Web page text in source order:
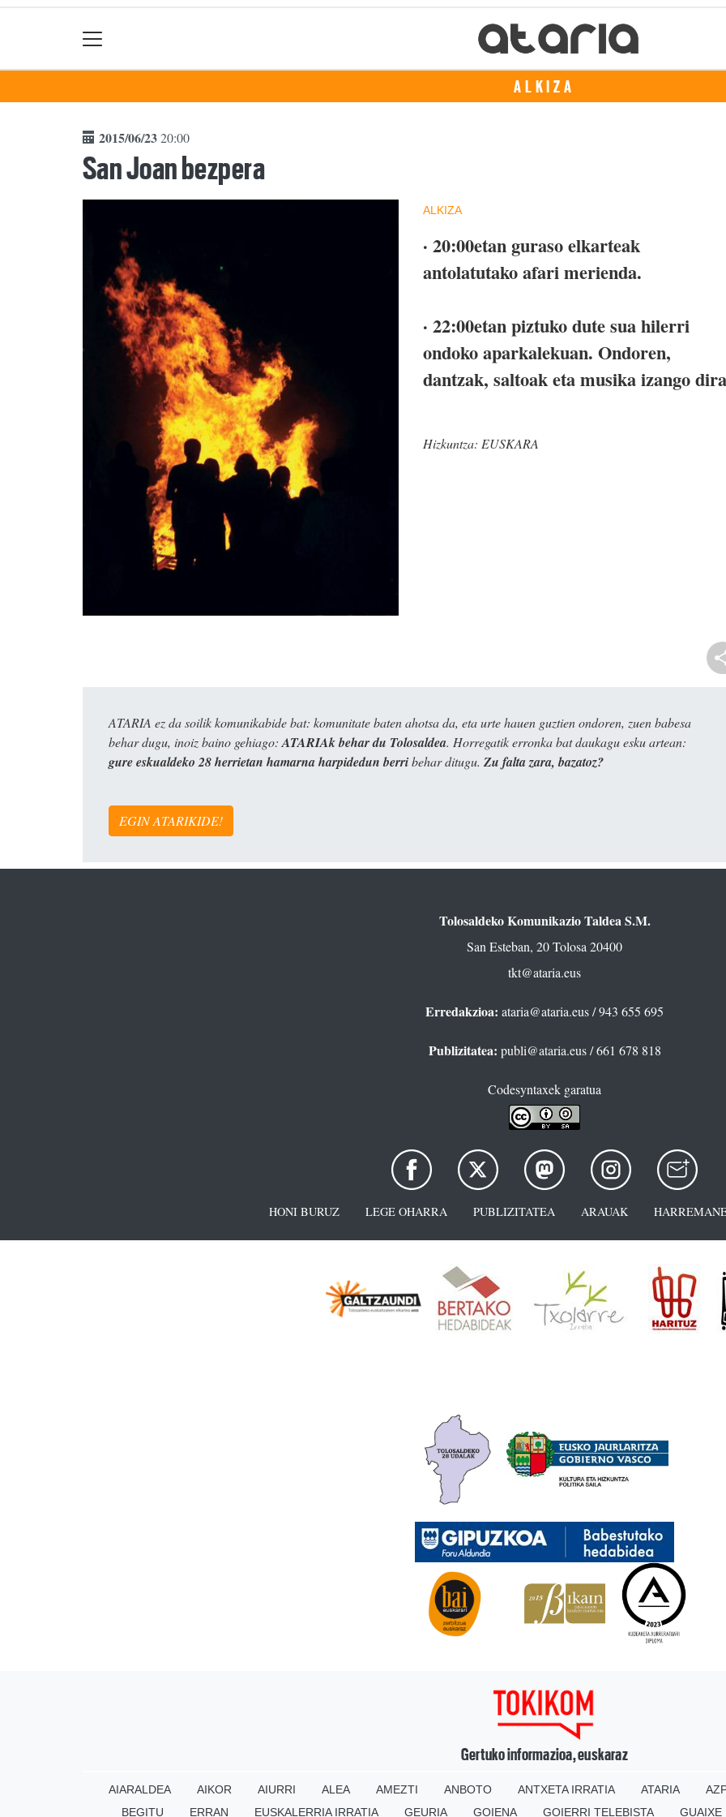
ALKIZA
2015/06/2320:00
San Joan bezpera
ALKIZA
· 20:00etan guraso elkarteak
antolatutako afari merienda.
· 22:00etan piztuko dute sua hilerri
ondoko aparkalekuan. Ondoren,
dantzak, saltoak eta musika izango
Hizkuntza: EUSKARA
ATARIA ez da soilik komunikabide bat: komunitate baten ahotsa da, eta urte hauen guztien ondoren, zuen babesa
behar dugu, inoiz baino gehiago:ATARIAk behar du Tolosaldea. Horregatik erronka bat daukagu esku artean:
gure eskualdeko 28 herrietan hamarna harpidedun berribehar ditugu. Zu falta zara, bazatoz?
EGIN ATARIKIDE!
Tolosaldeko Komunikazio Taldea S.M.
San Esteban, 20 Tolosa 20400
tkt@ataria.eus
Erredakzioa: ataria@ataria.eus/ 943 655 695
Publizitatea: publi@ataria.eus/ 661 678 818
Codesyntaxek garatua
HONI BURUZ LEGE OHARRA PUBLIZITATEA ARAUAK
Gertuko informazioa, euskaraz
AIARALDEA AIKOR AIURRI ALEA AMEZTI ANBOTO ANTXETA IRRATIA ATARIA
BEGITU
ERRAN EUSKALERRIA IRRATIA GEURIA GOIENA GOIERRI TELEBISTA GUAIXE